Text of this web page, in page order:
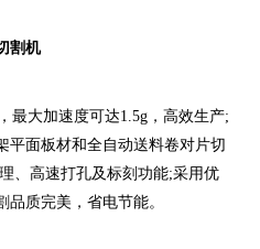
割机
大加速度可达1.5g，高效生产;
平面板材和全自动送料卷对片切
、高速打孔及标刻功能;采用优
品质完美，省电节能。